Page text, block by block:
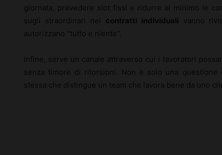
giornata, prevedere slot fissi e ridurre al minimo le
sugli straordinari nei contratti individuali vanno
autorizzano “tutto e niente”.
Infine, serve un canale attraverso cui i lavoratori
senza timore di ritorsioni. Non è solo una
stessa che distingue un team che lavora bene da uno